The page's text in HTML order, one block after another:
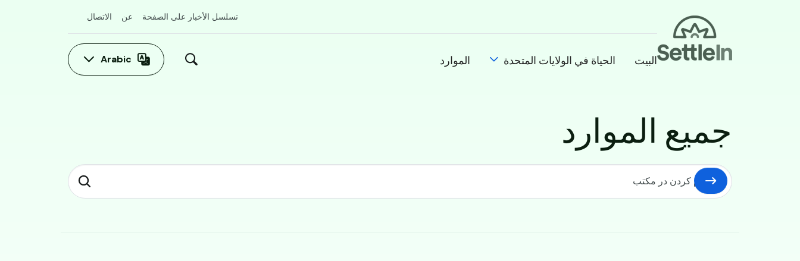
تسلسل الأخبار على الصفحة عن الاتصال
البيت الحياة في الولايات المتحدة الموارد Arabic
جميع الموارد